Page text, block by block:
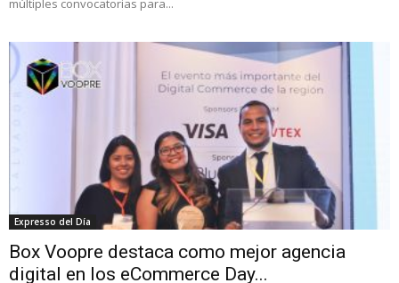
múltiples convocatorias para...
Expresso del Día
Box Voopre destaca como mejor agencia
digital en los eCommerce Day...